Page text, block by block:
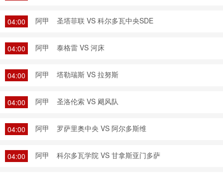
04:00 阿甲 圣塔菲联 VS 科尔多瓦中央SDE
04:00 阿甲 泰格雷 VS 河床
04:00 阿甲 塔勒瑞斯 VS 拉努斯
04:00 阿甲 圣洛伦索 VS 飓风队
04:00 阿甲 罗萨里奥中央 VS 阿尔多斯维
04:00 阿甲 科尔多瓦学院 VS 甘拿斯亚门多萨